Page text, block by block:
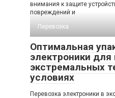
внимания к защите
повреждений и
Перевозка
Оптимальная
электроники для
экстремальных
условиях
Перевозка электроники в